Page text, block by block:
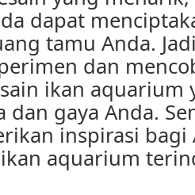
dapat
tamu Anda.
dan
ikan aquarium
dan gaya Anda.
inspirasi bagi
aquarium